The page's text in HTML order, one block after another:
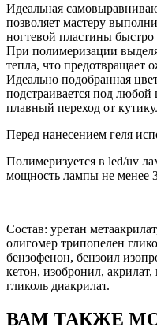
Идеальная
позволяет мастеру
ногтевой пластины
При полимеризации
тепла, что предотвращает
Идеально подобранная
подстраивается под любой
плавный переход от
Перед нанесением геля
Полимеризуется в led/uv
мощность лампы не менее
Состав: уретан
олигомер трипопелен
бензофенон, бензоил
кетон, изобронил,
гликоль диакрилат.
ВАМ ТАКЖЕ